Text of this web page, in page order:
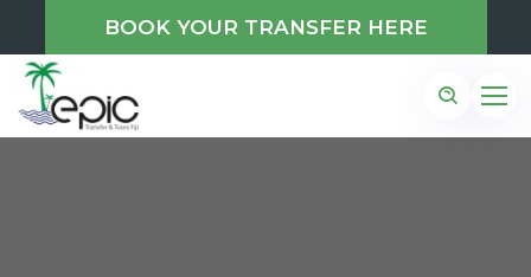
BOOK YOUR TRANSFER HERE